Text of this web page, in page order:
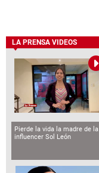
LA PRENSA VIDEOS
Pierde la vida la madre de la
influencer Sol León